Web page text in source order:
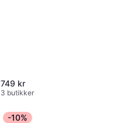
749 kr
3 butikker
-10%